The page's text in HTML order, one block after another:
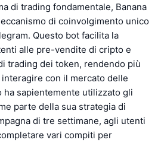
di trading fondamentale, Banana
di coinvolgimento unico
Questo bot facilita la
alle pre-vendite di cripto e
trading dei token, rendendo più
con il mercato delle
sapientemente utilizzato gli
parte della sua strategia di
di tre settimane, agli utenti
vari compiti per